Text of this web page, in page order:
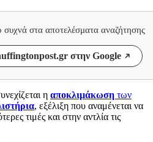
συχνά στα αποτελέσματα αναζήτησης
στην Google
η αποκλιμάκωση των
, εξέλιξη που αναμένεται να
τιμές και στην αντλία τις